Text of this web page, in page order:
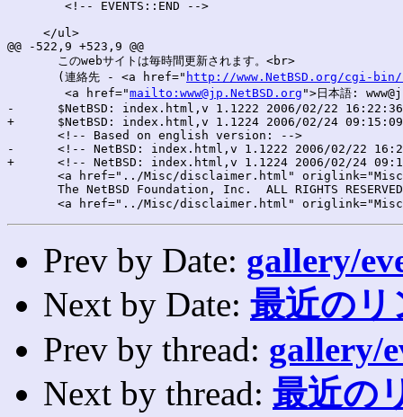
     </ul>
@@ -522,9 +523,9 @@
       このwebサイトは毎時間更新されます。<br>
       (連絡先 - <a href="
http://www.NetBSD.org/cgi-
        <a href="
mailto:www@jp.NetBSD.org ">日本語:
-      $NetBSD: index.html,v 1.1222 2006/02/22 16:22:36
+      $NetBSD: index.html,v 1.1224 2006/02/24 09:15:09
       <!-- Based on english version: -->
-      <!-- NetBSD: index.html,v 1.1222 2006/02/22
+      <!-- NetBSD: index.html,v 1.1224 2006/02/24
<a href="../Misc/disclaimer.html"
The NetBSD Foundation, Inc.  ALL RIGHTS
Prev by Date: gallery/
Next by Date: 最近のリ
Prev by thread: gallery/
Next by thread: 最近の